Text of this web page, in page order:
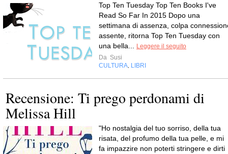
Top Ten Tuesday Top Ten Books I've
Read So Far In 2015 Dopo una
settimana di assenza, colpa
assente, ritorna Top Ten Tuesday con
una bella...
Leggere il seguito
Da Susi
CULTURA LIBRI
Recensione: Ti prego perdonami di
Melissa Hill
"Ho nostalgia del tuo sorriso, della tua
risata, del profumo della tua pelle, e mi
fa impazzire non poterti stringere e dirti